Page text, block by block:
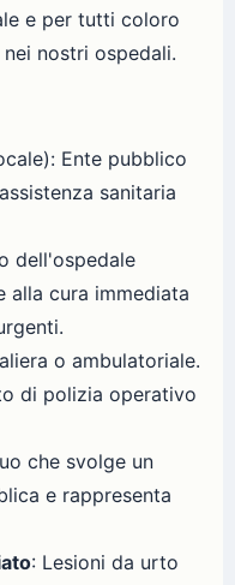
e per tutti coloro
nostri ospedali.
Ente pubblico
sanitaria
dell'ospedale
alla cura immediata
o ambulatoriale.
di polizia operativo
che svolge un
e rappresenta
: Lesioni da urto